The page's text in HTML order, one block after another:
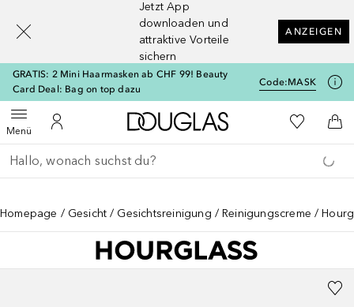
Jetzt App
downloaden und
attraktive Vorteile
sichern
ANZEIGEN
GRATIS: 2 Mini Haarmasken ab CHF 99! Beauty
Card Deal: Bag on top dazu
Code:MASK
MenüMenü öffnenZu Meinem Kundenkonto
Zur Douglas Startseite
Zu Meiner
Gehe zurück
Suche ausführen
Homepage Gesicht Gesichtsreinigung Reinigungscreme
[navigation.slideout.screenreader]